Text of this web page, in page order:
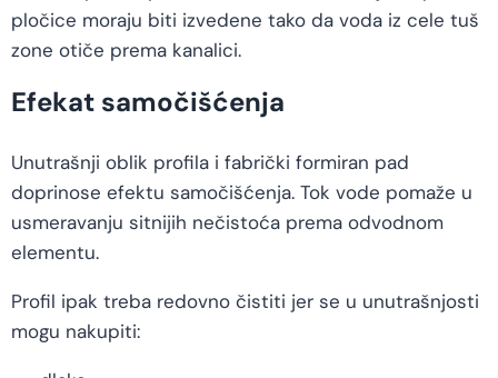
pločice moraju biti izvedene tako da voda iz cele tuš
zone otiče prema kanalici.
Efekat samočišćenja
Unutrašnji oblik profila i fabrički formiran pad
doprinose efektu samočišćenja. Tok vode pomaže u
usmeravanju sitnijih nečistoća prema odvodnom
elementu.
Profil ipak treba redovno čistiti jer se u unutrašnjosti
mogu nakupiti: